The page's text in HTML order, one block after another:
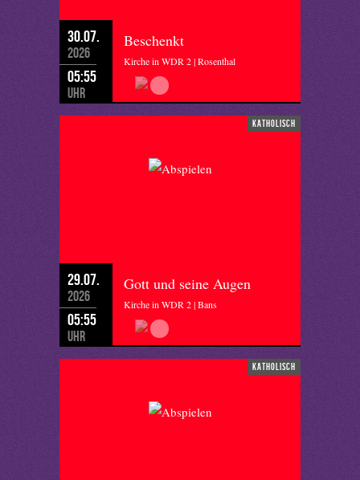
30.07.
2026
05:55
Uhr
Beschenkt
Kirche in WDR 2 | Rosenthal
katholisch
29.07.
2026
05:55
Uhr
Gott und seine Augen
Kirche in WDR 2 | Bans
katholisch